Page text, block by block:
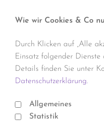
Wie wir Cookies & Co
Durch Klicken auf „Alle
Einsatz folgender Dienste
Details finden Sie unter
Datenschutzerklärung.
Allgemeines
Statistik